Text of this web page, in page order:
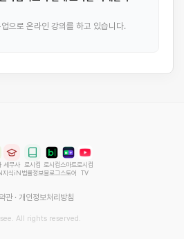
으로 온라인 강의를 하고 있습니다.
세무사
지식iN
로시컴
법률정보
로시컴
블로그
스마트
스토어
로시컴
TV
관· 개인정보처리방침
All rights reserved.